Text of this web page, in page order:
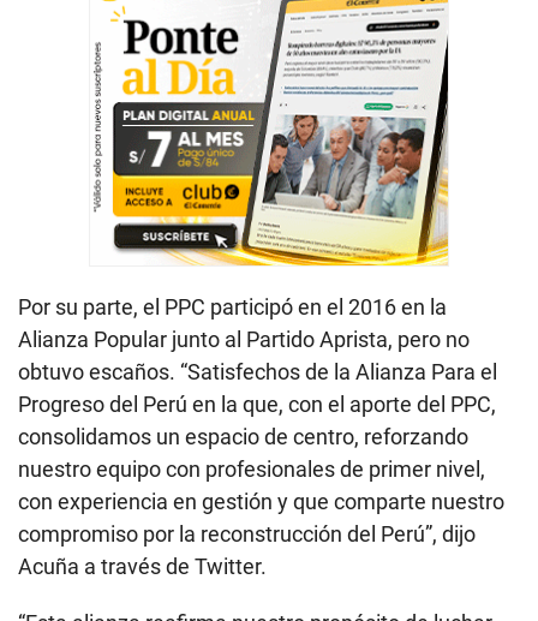
Por su parte, el PPC participó en el 2016 en la
Alianza Popular junto al Partido Aprista, pero no
obtuvo escaños. “Satisfechos de la Alianza Para el
Progreso del Perú en la que, con el aporte del PPC,
consolidamos un espacio de centro, reforzando
nuestro equipo con profesionales de primer nivel,
con experiencia en gestión y que comparte nuestro
compromiso por la reconstrucción del Perú”, dijo
Acuña a través de Twitter.